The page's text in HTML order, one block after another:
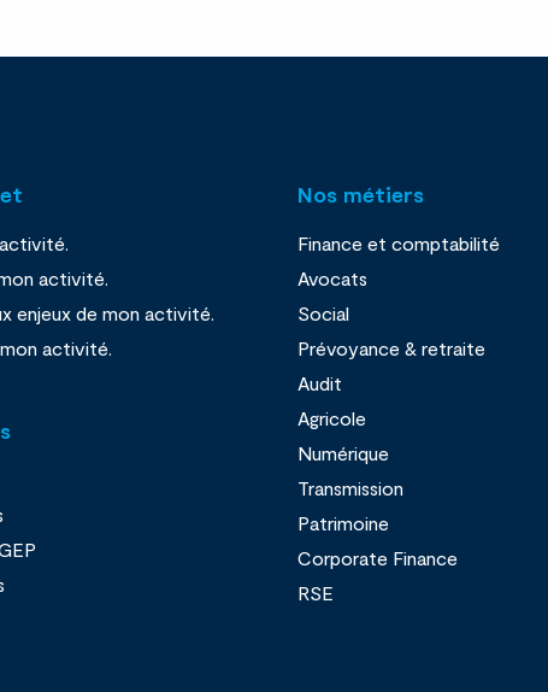
activité.
enjeux de mon activité.
activité.
Nos métiers
Finance et comptabilité
Avocats
Social
Prévoyance & retraite
Audit
Agricole
Numérique
Transmission
Patrimoine
Corporate Finance
RSE